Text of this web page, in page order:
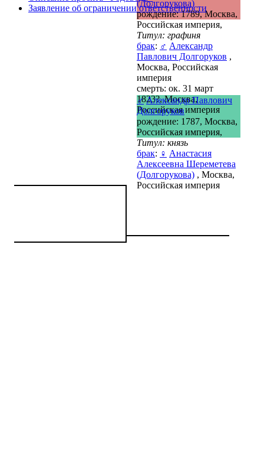
(Долгорукова)
рождение: 1789, Москва,
Российская империя,
Титул: графиня
брак: ♂ Александр
Павлович Долгоруков ,
Москва, Российская
империя
смерть: ок. 31 март
1823?, Москва,
Российская империя
♂ Александр Павлович
Долгоруков
рождение: 1787, Москва,
Российская империя,
Титул: князь
брак: ♀ Анастасия
Алексеевна Шереметева
(Долгорукова) , Москва,
Российская империя
Заявление об ограничении ответственности